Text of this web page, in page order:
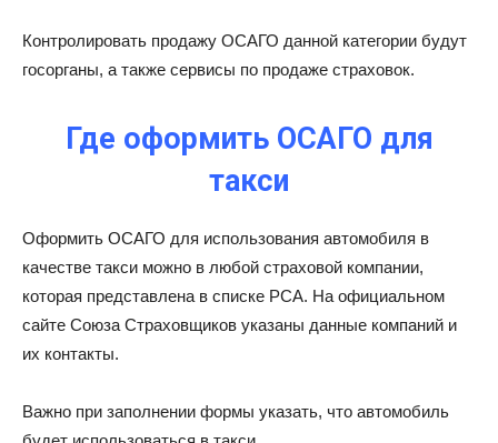
Контролировать продажу ОСАГО данной категории будут
госорганы, а также сервисы по продаже страховок.
Где оформить ОСАГО для
такси
Оформить ОСАГО для использования автомобиля в
качестве такси можно в любой страховой компании,
которая представлена в списке РСА. На официальном
сайте Союза Страховщиков указаны данные компаний и
их контакты.
Важно при заполнении формы указать, что автомобиль